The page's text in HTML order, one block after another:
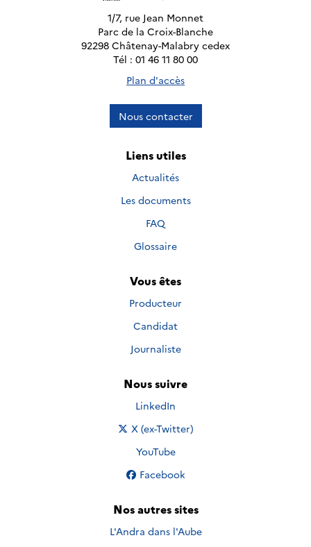
1/7, rue Jean Monnet
Parc de la Croix-Blanche
92298 Châtenay-Malabry cedex
Tél : 01 46 11 80 00
Plan d'accès
Nous contacter
Liens utiles
Actualités
Les documents
FAQ
Glossaire
Vous êtes
Producteur
Candidat
Journaliste
Nous suivre
Nous suivre sur
LinkedIn
Nous suivre sur
X (ex-Twitter)
Nous suivre sur
YouTube
Nous suivre sur
Facebook
Nos autres sites
L'Andra dans l'Aube